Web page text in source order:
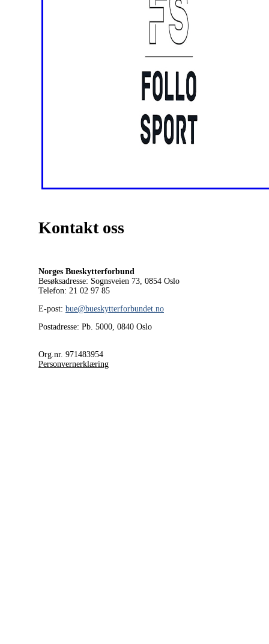
Kontakt oss
Norges Bueskytterforbund
Besøksadresse: Sognsveien 73, 0854 Oslo
Telefon: 21 02 97 85
E-post: bue@bueskytterforbundet.no
Postadresse: Pb. 5000, 0840 Oslo
Org.nr. 971483954
Personvernerklæring